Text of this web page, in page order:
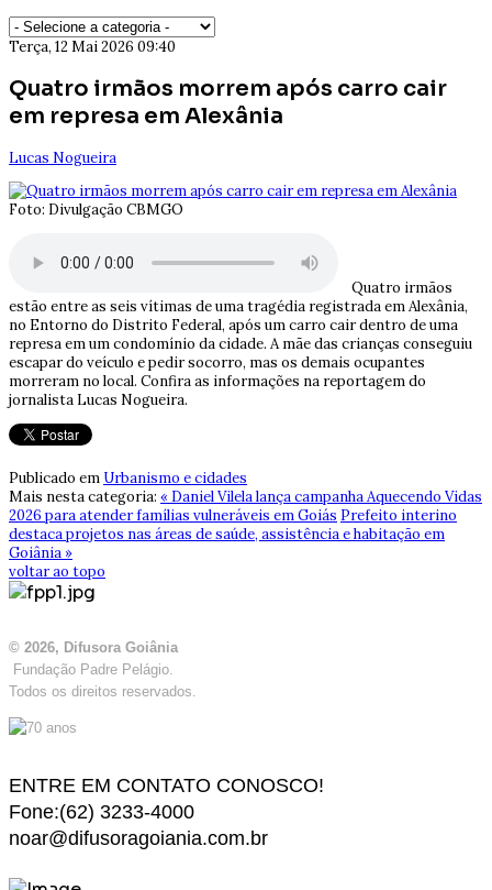
Terça, 12 Mai 2026 09:40
Quatro irmãos morrem após carro cair
em represa em Alexânia
Lucas Nogueira
Foto: Divulgação CBMGO
Quatro irmãos
estão entre as seis vítimas de uma tragédia registrada em Alexânia,
no Entorno do Distrito Federal, após um carro cair dentro de uma
represa em um condomínio da cidade. A mãe das crianças conseguiu
escapar do veículo e pedir socorro, mas os demais ocupantes
morreram no local. Confira as informações na reportagem do
jornalista Lucas Nogueira.
Publicado em Urbanismo e cidades
Mais nesta categoria: « Daniel Vilela lança campanha Aquecendo Vidas
2026 para atender famílias vulneráveis em Goiás Prefeito interino
destaca projetos nas áreas de saúde, assistência e habitação em
Goiânia »
voltar ao topo
© 2026, Difusora Goiânia
Fundação Padre Pelágio.
Todos os direitos reservados.
ENTRE EM CONTATO CONOSCO!
Fone:(62) 3233-4000
noar@difusoragoiania.com.br